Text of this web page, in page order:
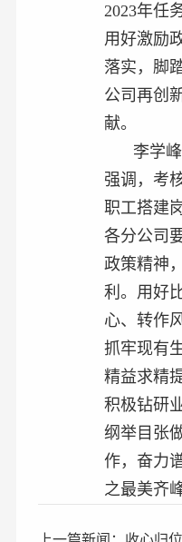
2023年任
用好激励
落实，脚
公司再创
献。
李学
强调，考
职工搭建
各分公司
政策精神
利。用好
心、转作
抓牢现有
精益求精
积极钻研
纲举目张
作，奋力
之最美齐